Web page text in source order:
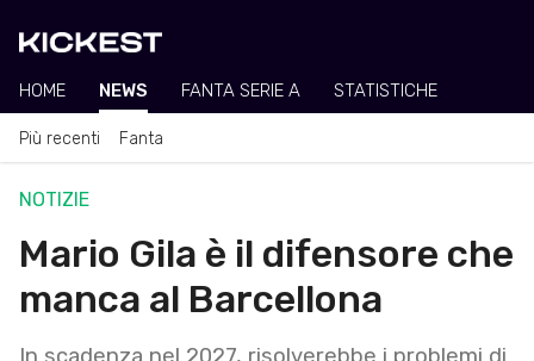
HOME NEWS FANTA SERIE A STATISTICHE
Più recenti Fanta
NOTIZIE
Mario Gila è il difensore che
manca al Barcellona